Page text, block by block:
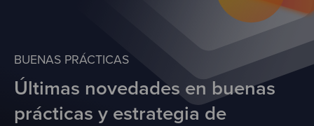
Sobre nosotros
BUENAS PRÁCTICAS
Últimas novedades en buenas
prácticas y estrategia de